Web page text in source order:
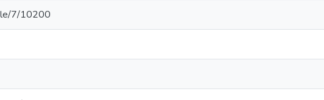
7/10200